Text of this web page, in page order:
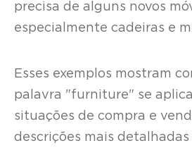
precisa de alguns novos
especialmente cadeiras e
Esses exemplos mostram
palavra "furniture" se
situações de compra e
descrições mais detalhadas